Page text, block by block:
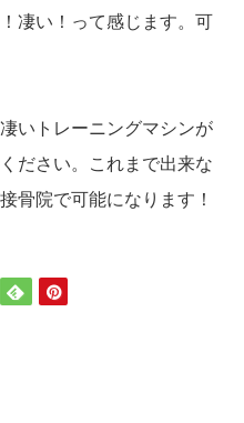
凄い！って感じます。可
いトレーニングマシンが
ださい。これまで出来な
骨院で可能になります！